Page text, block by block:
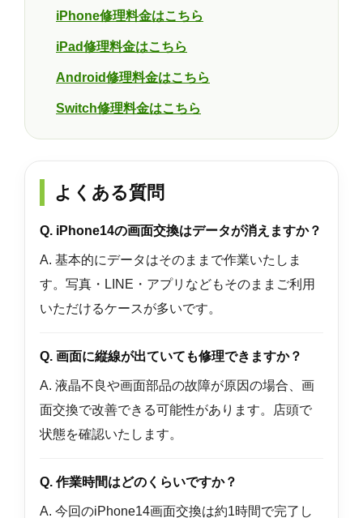
iPhone修理料金はこちら
iPad修理料金はこちら
Android修理料金はこちら
Switch修理料金はこちら
よくある質問
Q. iPhone14の画面交換はデータが消えますか？
A. 基本的にデータはそのままで作業いたしま
す。写真・LINE・アプリなどもそのままご利用
いただけるケースが多いです。
Q. 画面に縦線が出ていても修理できますか？
A. 液晶不良や画面部品の故障が原因の場合、画
面交換で改善できる可能性があります。店頭で
状態を確認いたします。
Q. 作業時間はどのくらいですか？
A. 今回のiPhone14画面交換は約1時間で完了し